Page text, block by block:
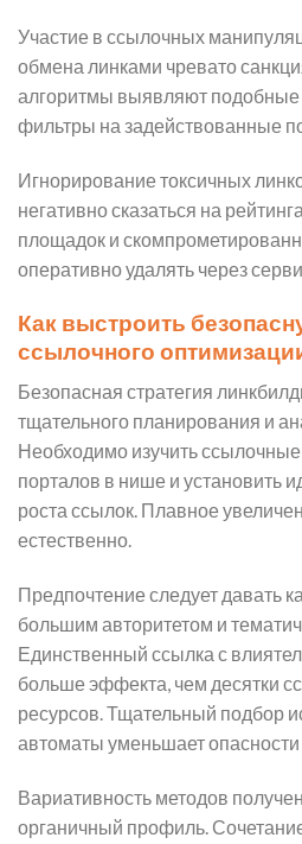
Участие в ссылочных
обмена линками чревато
алгоритмы выявляют
фильтры на задействованные
Игнорирование токсичных
негативно сказаться на
площадок и
оперативно удалять через
Как выстроить
ссылочного
Безопасная стратегия
тщательного планирования и
Необходимо изучить
порталов в нише и установить
роста ссылок. Плавное
естественно.
Предпочтение следует давать
большим авторитетом и
Единственный ссылка с
больше эффекта, чем десятки
ресурсов. Тщательный подбор
автоматы уменьшает опасности
Вариативность методов
органичный профиль.